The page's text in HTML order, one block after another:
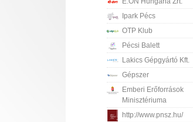
Ipark Pécs
OTP Klub
Pécsi Balett
Lakics Gépgyártó Kft.
Gépszer
Emberi Erőforrások
Minisztériuma
http://www.pnsz.hu/